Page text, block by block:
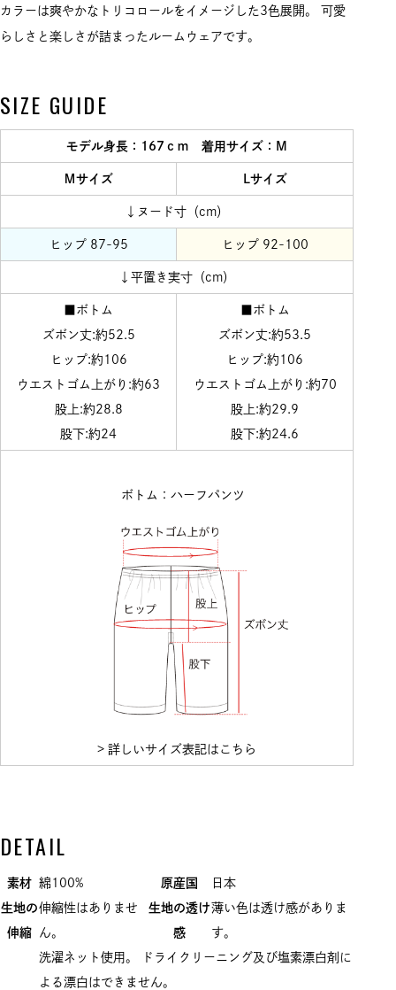
カラーは爽やかなトリコロールをイメージした3色展開。 可愛
らしさと楽しさが詰まったルームウェアです。
SIZE GUIDE
モデル身長：167ｃｍ 着用サイズ：M
Ｍサイズ Lサイズ
↓ヌード寸（cm）
ヒップ 87-95 ヒップ 92-100
↓平置き実寸（cm）
■ボトム
ズボン丈:約52.5
ヒップ:約106
ウエストゴム上がり:約63
股上:約28.8
股下:約24
■ボトム
ズボン丈:約53.5
ヒップ:約106
ウエストゴム上がり:約70
股上:約29.9
股下:約24.6
ボトム：ハーフパンツ
> 詳しいサイズ表記はこちら
DETAIL
素材 綿100% 原産国
日本
生地の
伸縮
伸縮性はありませ
ん。
生地の透け
感
薄い色は透け感がありま
す。
洗濯ネット使用。 ドライクリーニング及び塩素漂白剤に
よる漂白はできません。